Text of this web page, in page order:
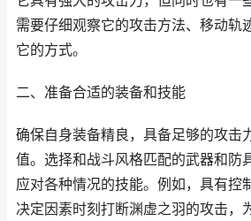
需要仔细观察它的攻击方法、移动轨
它的方式。
二、准备合适的装备和技能
确保自身装备精良，具备足够的攻击
值。选择和战斗风格匹配的武器和防
应对各种情况的技能。例如，具有控
决定因素时刻打断渊虚之羽的攻击，